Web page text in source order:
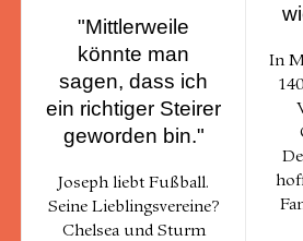
"Mittlerweile
könnte man
sagen, dass ich
ein richtiger Steirer
geworden bin."
Joseph liebt Fußball.
Seine Lieblingsvereine?
Chelsea und Sturm
In